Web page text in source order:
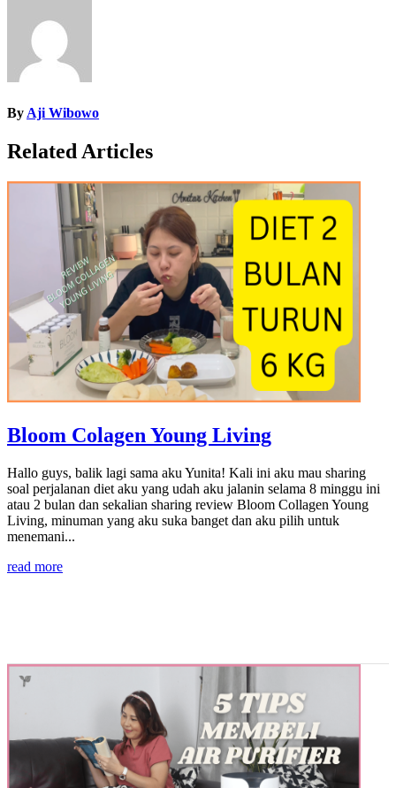
By Aji Wibowo
Related Articles
Bloom Colagen Young Living
Hallo guys, balik lagi sama aku Yunita! Kali ini aku mau sharing
soal perjalanan diet aku yang udah aku jalanin selama 8 minggu ini
atau 2 bulan dan sekalian sharing review Bloom Collagen Young
Living, minuman yang aku suka banget dan aku pilih untuk
menemani...
read more